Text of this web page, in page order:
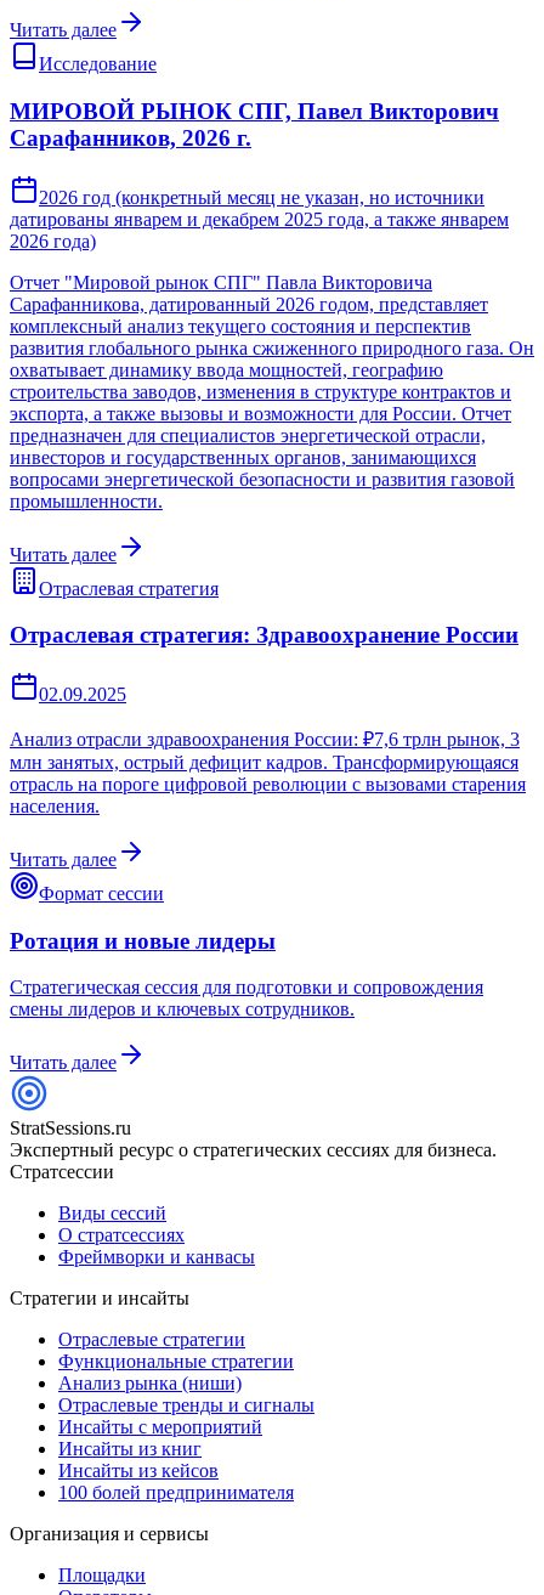
Читать далее
Исследование
МИРОВОЙ РЫНОК СПГ, Павел Викторович
Сарафанников, 2026 г.
2026 год (конкретный месяц не указан, но источники
датированы январем и декабрем 2025 года, а также январем
2026 года)
Отчет "Мировой рынок СПГ" Павла Викторовича
Сарафанникова, датированный 2026 годом, представляет
комплексный анализ текущего состояния и перспектив
развития глобального рынка сжиженного природного газа. Он
охватывает динамику ввода мощностей, географию
строительства заводов, изменения в структуре контрактов и
экспорта, а также вызовы и возможности для России. Отчет
предназначен для специалистов энергетической отрасли,
инвесторов и государственных органов, занимающихся
вопросами энергетической безопасности и развития газовой
промышленности.
Читать далее
Отраслевая стратегия
Отраслевая стратегия: Здравоохранение России
02.09.2025
Анализ отрасли здравоохранения России: ₽7,6 трлн рынок, 3
млн занятых, острый дефицит кадров. Трансформирующаяся
отрасль на пороге цифровой революции с вызовами старения
населения.
Читать далее
Формат сессии
Ротация и новые лидеры
Стратегическая сессия для подготовки и сопровождения
смены лидеров и ключевых сотрудников.
Читать далее
StratSessions.ru
Экспертный ресурс о стратегических сессиях для бизнеса.
Стратсессии
Виды сессий
О стратсессиях
Фреймворки и канвасы
Стратегии и инсайты
Отраслевые стратегии
Функциональные стратегии
Анализ рынка (ниши)
Отраслевые тренды и сигналы
Инсайты с мероприятий
Инсайты из книг
Инсайты из кейсов
100 болей предпринимателя
Организация и сервисы
Площадки